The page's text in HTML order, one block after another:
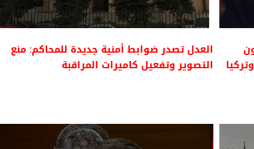
العدل تصدر ضوابط أمنية جديدة للمحاكم: منع
التصوير وتفعيل كاميرات المراقبة